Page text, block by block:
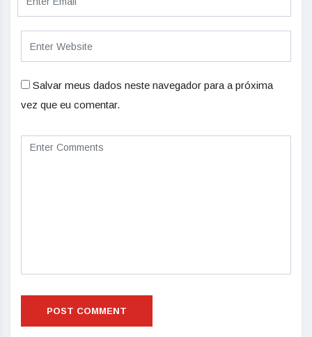
Salvar meus dados neste navegador para a próxima
vez que eu comentar.